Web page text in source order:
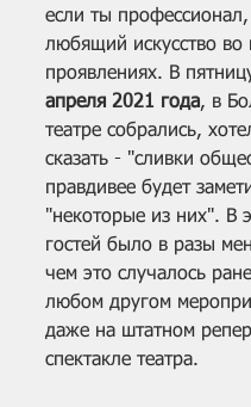
если ты профессионал,
любящий искусство во
проявлениях. В
апреля 2021 года, в
театре собрались,
сказать - "сливки
правдивее будет
"некоторые из них". В
гостей было в разы
чем это случалось
любом другом
даже на штатном
спектакле театра.